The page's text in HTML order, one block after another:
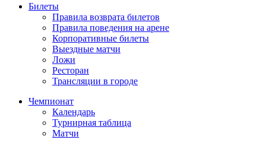
Билеты
Правила возврата билетов
Правила поведения на арене
Корпоративные билеты
Выездные матчи
Ложи
Ресторан
Трансляции в городе
Чемпионат
Календарь
Турнирная таблица
Матчи